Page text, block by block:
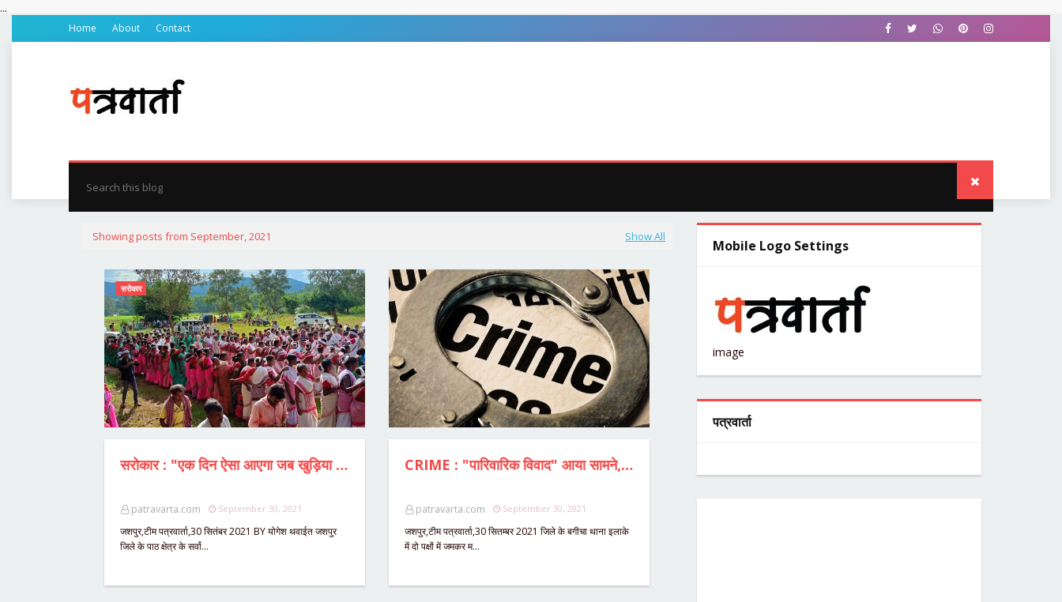
...
Home About Contact
होम प्रदेश
Showing posts from September, 2021 Show All
सरोकार
सरोकार : "एक दिन ऐसा आएगा जब खुड़िया का स्वतंत्र अस्तित्व स्थापित होगा - विनय भगत,यहां विधायक की पहल के बाद झूमने लगे ग्रामीण,नए तहसील के लिए हुआ भूमिपूजन,देखिए विधायक का कैसे हुआ भव्य स्वागत...आदिवासी रिदम पर ग्रामीण ने बना दिया विधायक पर गाना...देखिए Video
patravarta.com September 30, 2021
जशपुर,टीम पत्रवार्ता,30 सितंबर 2021 BY योगेश थवाईत जशपुर
जिले के पाठ क्षेत्र के सर्वां…
CRIME : "पारिवारिक विवाद" आया सामने,दो पक्षों में जमकर मारपीट,बहन को गाली गलौज देते हुए वीडियो भेजने से भड़के भाई,मामला पंहुचा थाने,पुलिस जुटी जाँच में ....
patravarta.com September 30, 2021
जशपुर,टीम पत्रवार्ता,30 सितम्बर 2021 जिले के बगीचा थाना इलाके
में दो पक्षों में जमकर म…
Mobile Logo Settings
image
पत्रवार्ता